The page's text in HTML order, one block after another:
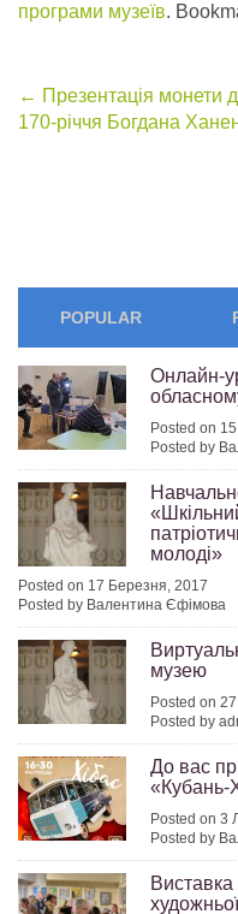
програми музеїв.
Post
← Презентація монети
170-річчя Богдана
POPULAR
Онлайн-
Posted on
Posted by
молоді»
Posted on 17 Березня, 2017
Posted by Валентина Єфімова
музею
Posted on
Posted by
До вас
Posted on 3
Posted by